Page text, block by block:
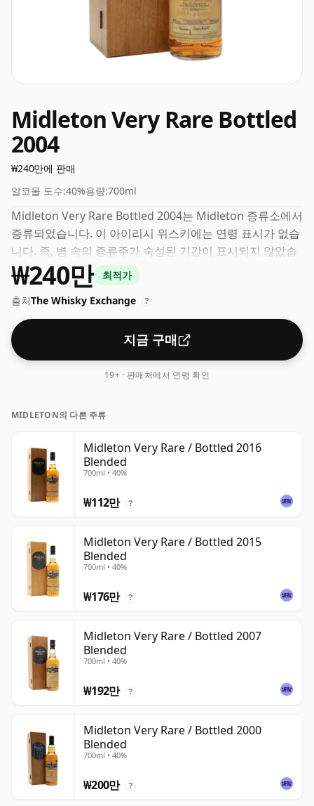
Midleton Very Rare Bottled
2004
₩240만에 판매
알코올 도수:40%용량:700ml
Midleton Very Rare Bottled 2004는 Midleton 증류소에서
증류되었습니다. 이 아이리시 위스키에는 연령 표시가 없습
니다. 즉, 병 속의 증류주가 숙성된 기간이 표시되지 않았습
니다. 이 위스키의 병입 강도는 40%로 위스키 등급의 가장
낮은 수준입니다. 요즘 많은 소비자들이 생산자에게 43% 또
는 46%에 가까운 병을 요구하고 있지만 여전히 품질이 낮은
저강도 위스키도 있습니다.
₩240만
최적가
출처The Whisky Exchange ?
지금 구매
19+ · 판매처에서 연령 확인
MIDLETON의 다른 주류
Midleton Very Rare / Bottled 2016
Blended
700ml • 40%
₩112만 ?
Midleton Very Rare / Bottled 2015
Blended
700ml • 40%
₩176만 ?
Midleton Very Rare / Bottled 2007
Blended
700ml • 40%
₩192만 ?
Midleton Very Rare / Bottled 2000
Blended
700ml • 40%
₩200만 ?